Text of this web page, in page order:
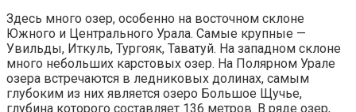
Здесь много озер, особенно на восточном склоне
Южного и Центрального Урала. Самые крупные —
Увильды, Иткуль, Тургояк, Таватуй. На западном склоне
много небольших карстовых озер. На Полярном Урале
озера встречаются в ледниковых долинах, самым
глубоким из них является озеро Большое Щучье,
глубина которого составляет 136 метров. В ряде озер,